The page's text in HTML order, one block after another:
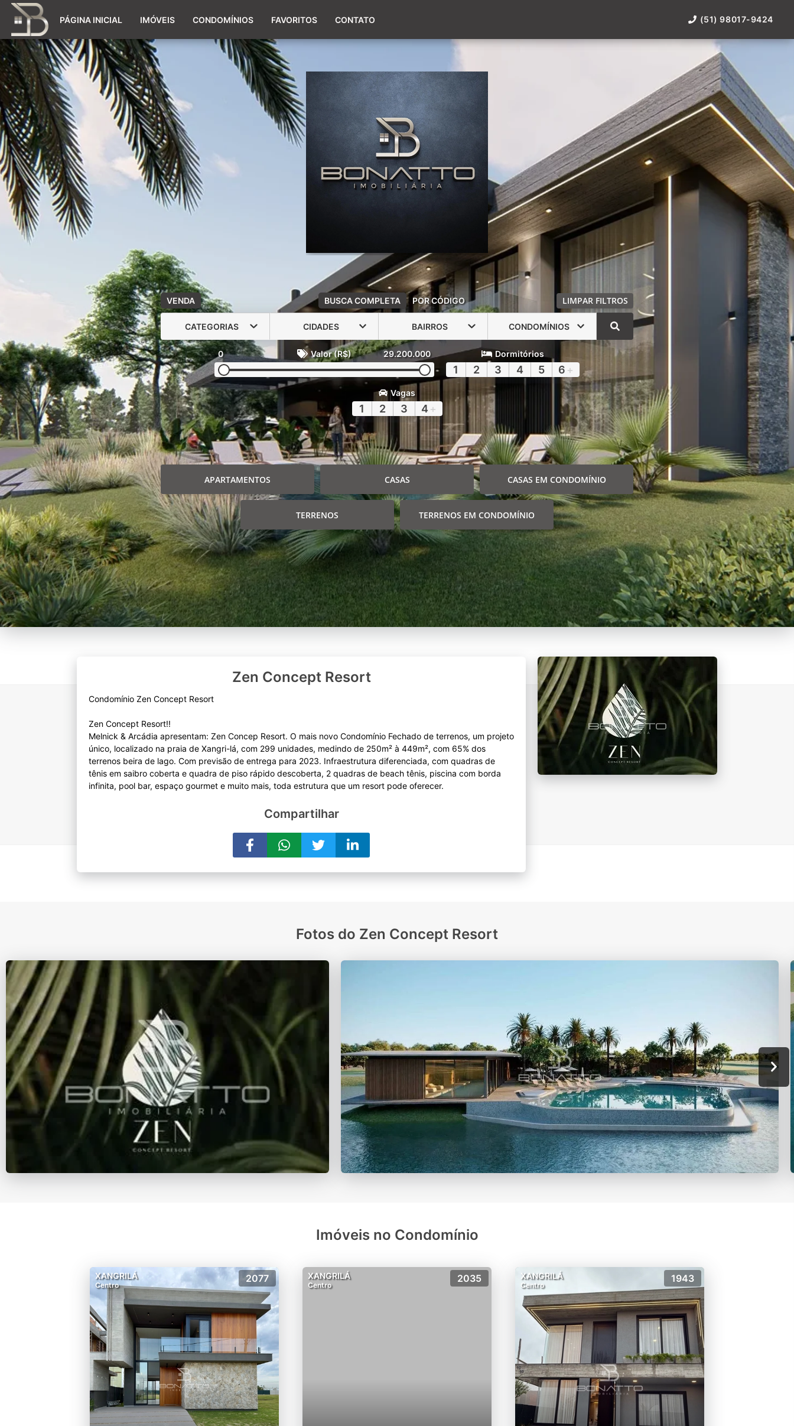
(51) 98017-9424
PÁGINA INICIAL IMÓVEIS CONDOMÍNIOS FAVORITOS CONTATO (51) 98017-9424
VENDA BUSCA COMPLETA POR CÓDIGO LIMPAR FILTROS
CATEGORIAS CIDADES BAIRROS CONDOMÍNIOS
0 Valor (R$) 29.200.000 Dormitórios
1 2 3 4 5 6 +
Vagas
1 2 3 4 +
APARTAMENTOS CASAS CASAS EM CONDOMÍNIO
TERRENOS TERRENOS EM CONDOMÍNIO
Zen Concept Resort
Condomínio Zen Concept Resort
Zen Concept Resort!!
Melnick & Arcádia apresentam: Zen Concep Resort. O mais novo Condomínio Fechado de terrenos, um projeto
único, localizado na praia de Xangri-lá, com 299 unidades, medindo de 250m² à 449m², com 65% dos
terrenos beira de lago. Com previsão de entrega para 2023. Infraestrutura diferenciada, com quadras de
tênis em saibro coberta e quadra de piso rápido descoberta, 2 quadras de beach tênis, piscina com borda
Compartilhar
Fotos do Zen Concept Resort
Imóveis no Condomínio
XANGRILÁ
Centro
2077 XANGRILÁ
Centro
2035 XANGRILÁ
Centro
1943